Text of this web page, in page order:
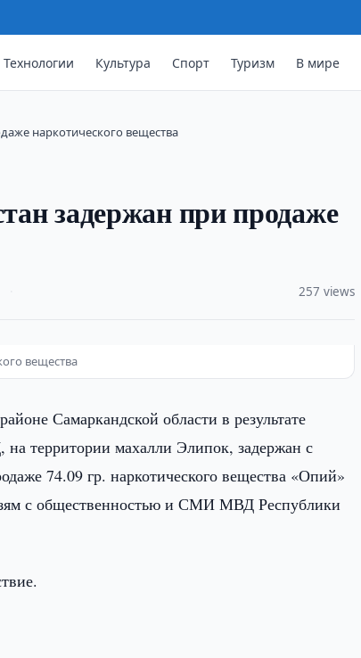
Технологии Культура Спорт Туризм В мире
наркотического вещества
задержан при продаже
257 views
вещества
Самаркандской области в результате
территории махалли Элипок, задержан с
74.09 гр. наркотического вещества «Опий»
с общественностью и СМИ МВД Республики